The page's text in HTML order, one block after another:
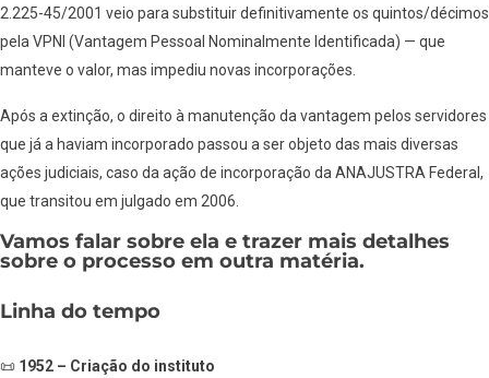
2.225-45/2001 veio para substituir definitivamente os quintos/décimos
pela VPNI (Vantagem Pessoal Nominalmente Identificada) — que
manteve o valor, mas impediu novas incorporações.
Após a extinção, o direito à manutenção da vantagem pelos servidores
que já a haviam incorporado passou a ser objeto das mais diversas
ações judiciais, caso da ação de incorporação da ANAJUSTRA Federal,
que transitou em julgado em 2006.
Vamos falar sobre ela e trazer mais detalhes
sobre o processo em outra matéria.
Linha do tempo
📜 1952 – Criação do instituto